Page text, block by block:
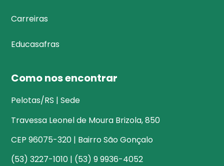
Carreiras
Educasafras
Como nos encontrar
Pelotas/RS | Sede
Travessa Leonel de Moura Brizola, 850
CEP 96075-320 | Bairro São Gonçalo
(53) 3227-1010 | (53) 9 9936-4052